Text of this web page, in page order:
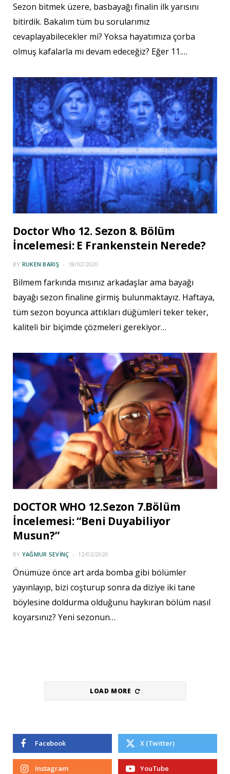
Sezon bitmek üzere, basbayağı finalin ilk yarısını
bitirdik. Bakalım tüm bu sorularımız
cevaplayabilecekler mi? Yoksa hayatımıza çorba
olmuş kafalarla mı devam edeceğiz? Eğer 11.…
Doctor Who 12. Sezon 8. Bölüm
İncelemesi: E Frankenstein Nerede?
BY RUKEN BARIŞ 18/02/2020
Bilmem farkında mısınız arkadaşlar ama bayağı
bayağı sezon finaline girmiş bulunmaktayız. Haftaya,
tüm sezon boyunca attıkları düğümleri teker teker,
kaliteli bir biçimde çözmeleri gerekiyor…
DOCTOR WHO 12.Sezon 7.Bölüm
İncelemesi: “Beni Duyabiliyor
Musun?”
BY YAĞMUR SEVINÇ 12/02/2020
Önümüze önce art arda bomba gibi bölümler
yayınlayıp, bizi coşturup sonra da diziye iki tane
böylesine doldurma olduğunu haykıran bölüm nasıl
koyarsınız? Yeni sezonun…
LOAD MORE
Facebook X (Twitter)
Instagram YouTube